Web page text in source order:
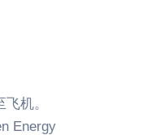
机。
Energy